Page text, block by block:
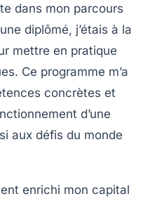
dans mon parcours
diplômé, j’étais à la
mettre en pratique
Ce programme m’a
concrètes et
d’une
aux défis du monde
enrichi mon capital